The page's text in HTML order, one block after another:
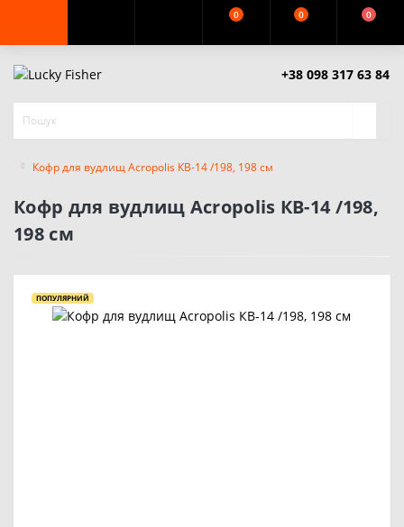
0 0 0
+38 098 317 63 84
Кофр для вудлищ Acropolis КВ-14 /198, 198 см
Кофр для вудлищ Acropolis КВ-14 /198,
198 см
ПОПУЛЯРНИЙ